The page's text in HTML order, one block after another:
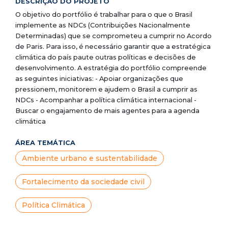
O objetivo do portfólio é trabalhar para o que o Brasil
implemente as NDCs (Contribuições Nacionalmente
Determinadas) que se comprometeu a cumprir no Acordo
de Paris. Para isso, é necessário garantir que a estratégica
climática do país paute outras políticas e decisões de
desenvolvimento. A estratégia do portfólio compreende
as seguintes iniciativas: - Apoiar organizações que
pressionem, monitorem e ajudem o Brasil a cumprir as
NDCs - Acompanhar a política climática internacional -
Buscar o engajamento de mais agentes para a agenda
climática
ÁREA TEMÁTICA
Ambiente urbano e sustentabilidade
Fortalecimento da sociedade civil
Política Climática